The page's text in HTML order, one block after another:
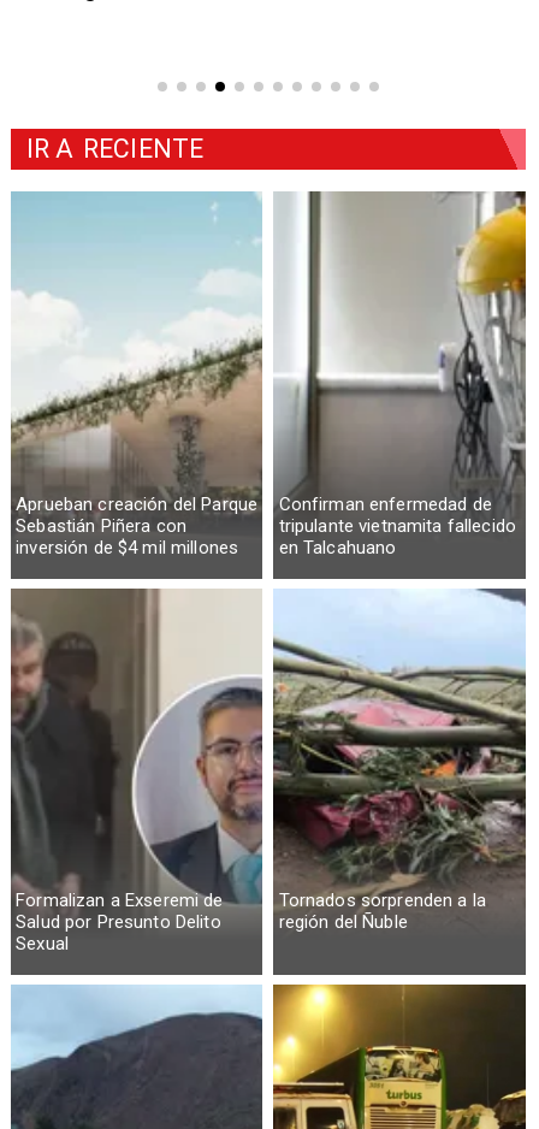
Aprueban creación del Parque
Sebastián Piñera con
inversión de $4 mil millones
Confirman enfermedad de
tripulante vietnamita fallecido
en Talcahuano
Formalizan a Exseremi de
Salud por Presunto Delito
Sexual
Tornados sorprenden a la
región del Ñuble
IR A RECIENTE